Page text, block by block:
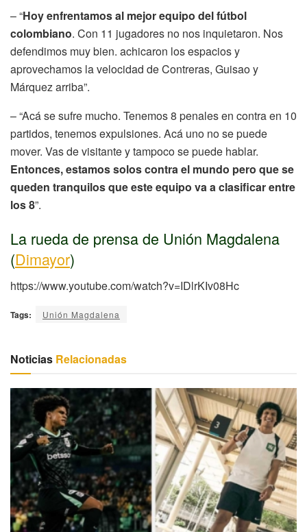
– “Hoy enfrentamos al mejor equipo del fútbol
colombiano. Con 11 jugadores no nos inquietaron. Nos
defendimos muy bien. achicaron los espacios y
aprovechamos la velocidad de Contreras, Guisao y
Márquez arriba”.
– “Acá se sufre mucho. Tenemos 8 penales en contra en 10
partidos, tenemos expulsiones. Acá uno no se puede
mover. Vas de visitante y tampoco se puede hablar.
Entonces, estamos solos contra el mundo pero que se
queden tranquilos que este equipo va a clasificar entre
los 8”.
La rueda de prensa de Unión Magdalena
(Dimayor)
https://www.youtube.com/watch?v=IDlrKIv08Hc
Tags: Unión Magdalena
Noticias Relacionadas